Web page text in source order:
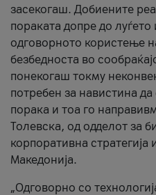
засекогаш. Добиените
пораката допре до
одговорното користење
безбедноста во
понекогаш токму
потребен за навистина
порака и тоа го
Толевска, од одделот за
корпоративна
Македонија.
„Одговорно со